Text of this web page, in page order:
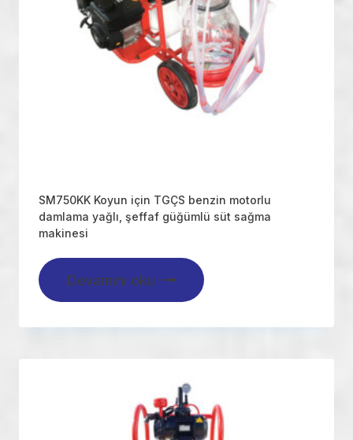
SM750KK Koyun için TGÇS benzin motorlu
damlama yağlı, şeffaf güğümlü süt sağma
makinesi
Devamını oku